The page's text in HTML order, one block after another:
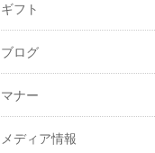
ギフト
ブログ
マナー
メディア情報